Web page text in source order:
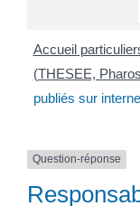
Accueil
(THESEE,
publiés sur
Question-réponse